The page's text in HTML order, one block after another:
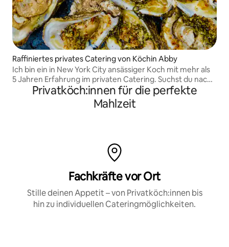
Raffiniertes privates Catering von Köchin Abby
Ich bin ein in New York City ansässiger Koch mit mehr als
5 Jahren Erfahrung im privaten Catering. Suchst du nach
einem lockeren Brunch-Angebot für dein nächstes
Treffen? Jemanden, der bei Ihrer nächsten Dinner-Party
kocht? Ich freue mich auf die Zusammenarbeit mit dir!
Privatköch:innen für die perfekte
Mahlzeit
Fachkräfte vor Ort
Stille deinen Appetit – von Privatköch:innen bis
hin zu individuellen Cateringmöglichkeiten.